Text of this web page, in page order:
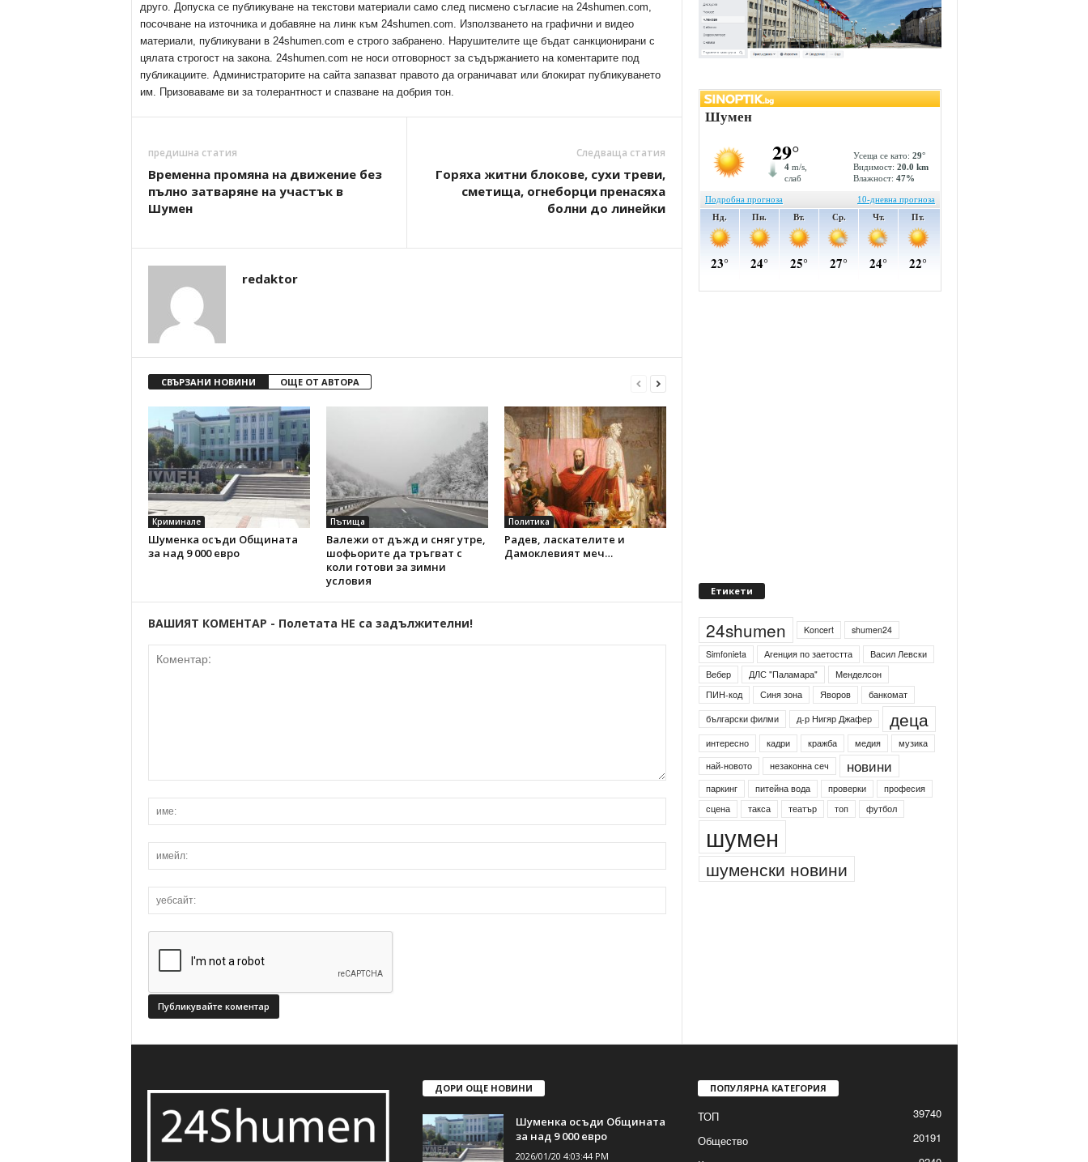
друго. Допуска се публикуване на текстови материали само след писмено съгласие на 24shumen.com,
посочване на източника и добавяне на линк към 24shumen.com. Използването на графични и видео
материали, публикувани в 24shumen.com е строго забранено. Нарушителите ще бъдат санкционирани с
цялата строгост на закона. 24shumen.com не носи отговорност за съдържанието на коментарите под
публикациите. Администраторите на сайта запазват правото да ограничават или блокират публикуването
им. Призоваваме ви за толерантност и спазване на добрия тон.
предишна статия
Временна промяна на движение без
пълно затваряне на участък в
Шумен
Следваща статия
Горяха житни блокове, сухи треви,
сметища, огнеборци пренасяха
болни до линейки
redaktor
СВЪРЗАНИ НОВИНИ ОЩЕ ОТ АВТОРА
Криминале
Шуменка осъди Общината
за над 9 000 евро
Пътища
Валежи от дъжд и сняг утре,
шофьорите да тръгват с
коли готови за зимни
условия
Политика
Радев, ласкателите и
Дамоклевият меч…
ВАШИЯТ КОМЕНТАР - Полетата НЕ са задължителни!
Етикети
24shumen Koncert
shumen24
Simfonieta
Агенция по заетостта
Васил Левски
Вебер
ДЛС "Паламара"
Менделсон
ПИН-код
Синя зона Яворов
банкомат
български филми
д-р Нигяр Джафер деца
интересно кадри кражба медия
музика
най-новото
незаконна сеч новини
паркинг питейна вода проверки
професия
сцена
такса театър топ футбол
шумен
шуменски новини
ДОРИ ОЩЕ НОВИНИ
Шуменка осъди Общината
за над 9 000 евро
2026/01/20 4:03:44 PM
ПОПУЛЯРНА КАТЕГОРИЯ
ТОП
39740
Общество
20191